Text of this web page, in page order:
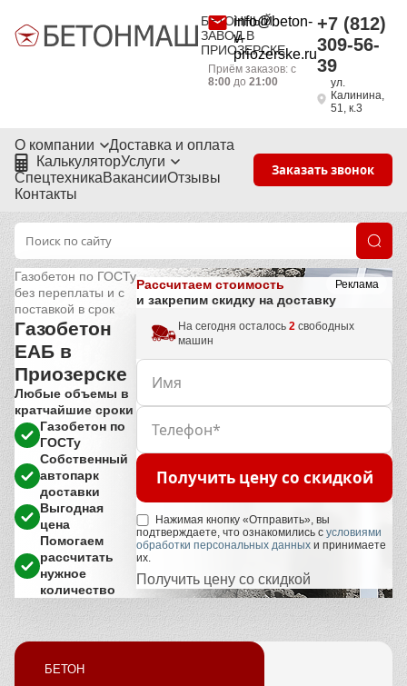
БЕТОННЫЙ
ЗАВОД В
ПРИОЗЕРСКЕ
info@beton-
v-
priozerske.ru
Приём заказов: с
8:00 до 21:00
+7 (812)
309-56-
39
ул.
Калинина,
51, к.3
О компании
Доставка и оплата
КалькуляторУслуги
СпецтехникаВакансииОтзывы
Контакты
Заказать звонок
Реклама
Газобетон по ГОСТу
без переплаты и с
поставкой в срок
Газобетон
ЕАБ в
Приозерске
Любые объемы в
кратчайшие сроки
Газобетон по
ГОСТу
Собственный
автопарк
доставки
Выгодная
цена
Помогаем
рассчитать
нужное
количество
Рассчитаем стоимость
и закрепим скидку на доставку
На сегодня осталось2 свободных
машин
Получить цену со скидкой
Нажимая кнопку «Отправить», вы
подтверждаете, что ознакомились сусловиями
обработки персональных данных и принимаете
их.
Получить цену со скидкой
БЕТОН